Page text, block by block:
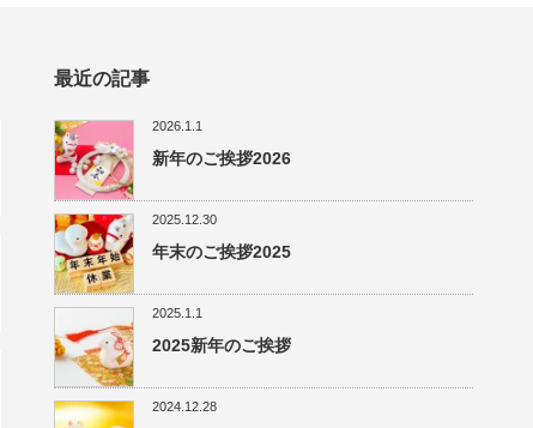
最近の記事
2026.1.1
新年のご挨拶2026
2025.12.30
年末のご挨拶2025
2025.1.1
2025新年のご挨拶
2024.12.28